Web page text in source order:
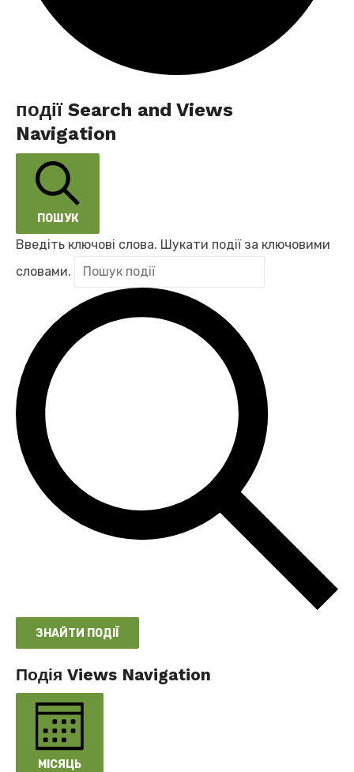
події
події Search and Views
Navigation
ПОШУК
Введіть ключові слова. Шукати події за ключовими
словами.
ЗНАЙТИ ПОДІЇ
Подія Views Navigation
МІСЯЦЬ